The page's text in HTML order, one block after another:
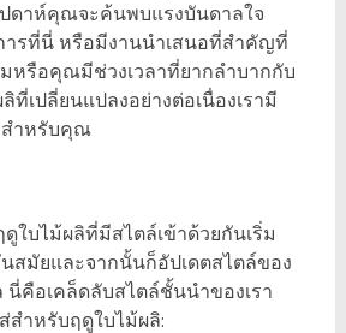
ดาห์คุณจะค้นพบแรงบันดาลใจ
รที่นี่ หรือมีงานนำเสนอที่สำคัญที่
หรือคุณมีช่วงเวลาที่ยากลำบากกับ
เปลี่ยนแปลงอย่างต่อเนื่องเรามี
สำหรับคุณ
ใบไม้ผลิที่มีสไตล์เข้าด้วยกันเริ่ม
สมัยและจากนั้นก็อัปเดตสไตล์ของ
คือเคล็ดลับสไตล์ชั้นนำของเรา
สำหรับฤดูใบไม้ผลิ: